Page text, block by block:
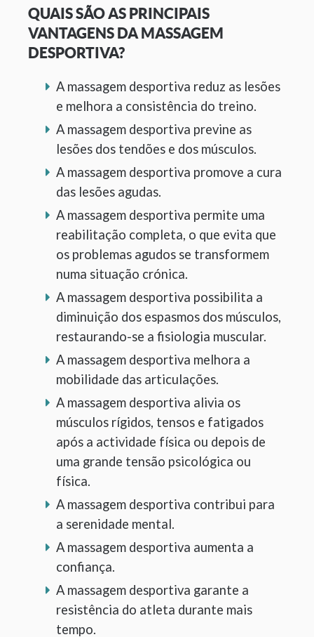
QUAIS SÃO AS PRINCIPAIS
VANTAGENS DA MASSAGEM
DESPORTIVA?
A massagem desportiva reduz as lesões
e melhora a consistência do treino.
A massagem desportiva previne as
lesões dos tendões e dos músculos.
A massagem desportiva promove a cura
das lesões agudas.
A massagem desportiva permite uma
reabilitação completa, o que evita que
os problemas agudos se transformem
numa situação crónica.
A massagem desportiva possibilita a
diminuição dos espasmos dos músculos,
restaurando-se a fisiologia muscular.
A massagem desportiva melhora a
mobilidade das articulações.
A massagem desportiva alivia os
músculos rígidos, tensos e fatigados
após a actividade física ou depois de
uma grande tensão psicológica ou
física.
A massagem desportiva contribui para
a serenidade mental.
A massagem desportiva aumenta a
confiança.
A massagem desportiva garante a
resistência do atleta durante mais
tempo.